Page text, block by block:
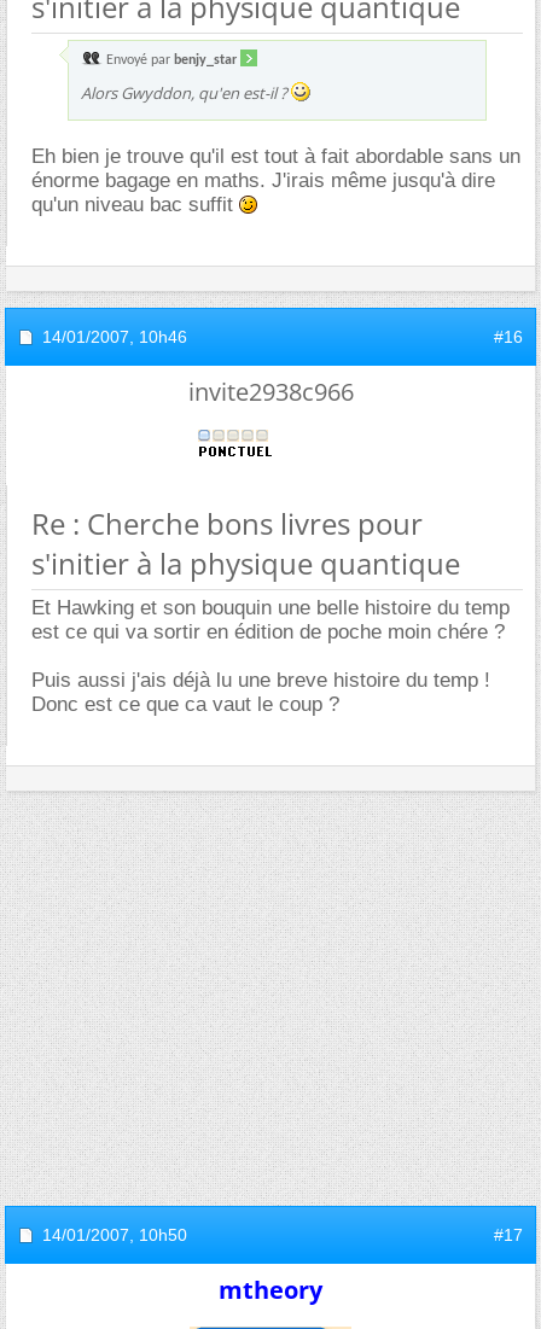
Envoyé par benjy_star
Alors Gwyddon, qu'en est-il ?
Eh bien je trouve qu'il est tout à fait abordable sans un
énorme bagage en maths. J'irais même jusqu'à dire
qu'un niveau bac suffit
14/01/2007, 10h46 #16
invite2938c966
Re : Cherche bons livres pour
s'initier à la physique quantique
Et Hawking et son bouquin une belle histoire du temp
est ce qui va sortir en édition de poche moin chére ?
Puis aussi j'ais déjà lu une breve histoire du temp !
Donc est ce que ca vaut le coup ?
14/01/2007, 10h50 #17
mtheory